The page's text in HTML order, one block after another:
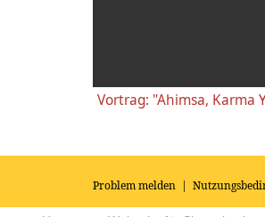
Problem melden |
© 2026Impressum|Datenschutz|AGB's|